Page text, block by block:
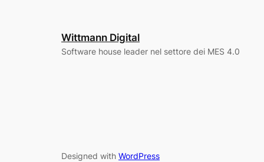
Wittmann Digital
Software house leader nel settore dei MES 4.0
Designed with WordPress